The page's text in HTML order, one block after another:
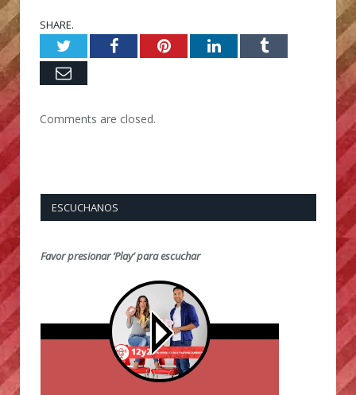
SHARE.
TwitterFacebookPinterestLinkedInTumblr
Email
Comments are closed.
ESCUCHANOS
Favor presionar ‘Play’ para escuchar